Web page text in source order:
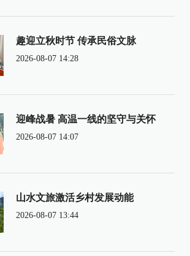
趣迎立秋时节 传承民俗文脉
2026-08-07 14:28
迎峰战暑 高温一线的坚守与关怀
2026-08-07 14:07
山水文旅激活乡村发展动能
2026-08-07 13:44